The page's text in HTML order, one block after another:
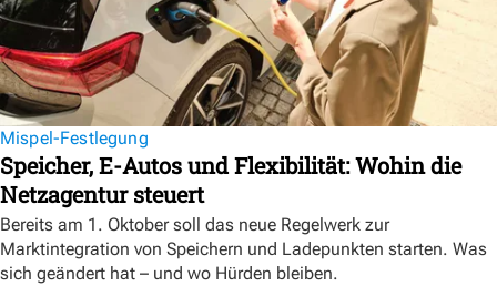
Mispel-Festlegung
Speicher, E-Autos und Flexibilität: Wohin die
Netzagentur steuert
Bereits am 1. Oktober soll das neue Regelwerk zur
Marktintegration von Speichern und Ladepunkten starten. Was
sich geändert hat – und wo Hürden bleiben.